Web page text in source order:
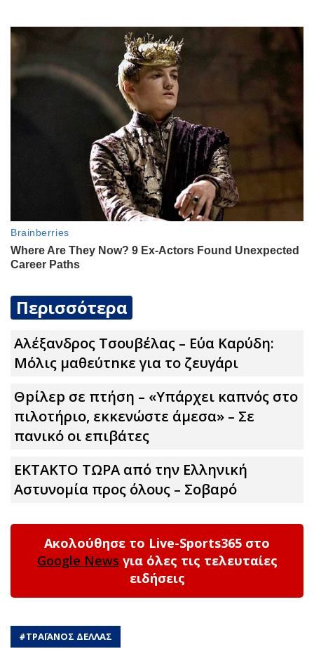
Περισσότερα
Αλέξανδρος Τσουβέλας – Εύα Καρύδη:
Μόλις μαθεύτnκε για το ζευγάρι
Θpίλεp σε πτήση – «Υπάρχει καπνός στο
πιλοτήριο, εκκενώστε άμεσα» – Σε
πανικό οι επιβάτες
ΕΚΤΑΚΤΟ ΤΩPA από την Ελληνική
Αστυνομία προς όλους – Σοβαpό
Ακολούθησε το Live-Sports365 στο
Google News για όλες τις τελευταίες
ειδήσεις
#ΤΡΑΪΑΝΟΣ ΔΕΛΛΑΣ